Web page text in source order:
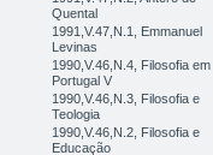
Quental
1991,V.47,N.1, Emmanuel
Levinas
1990,V.46,N.4, Filosofia em
Portugal V
1990,V.46,N.3, Filosofia e
Teologia
1990,V.46,N.2, Filosofia e
Educação